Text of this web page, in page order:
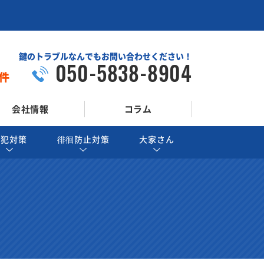
鍵のトラブルなんでもお問い合わせください！
050-5838-8904
会社情報 コラム
対策 徘徊防止対策 大家さん